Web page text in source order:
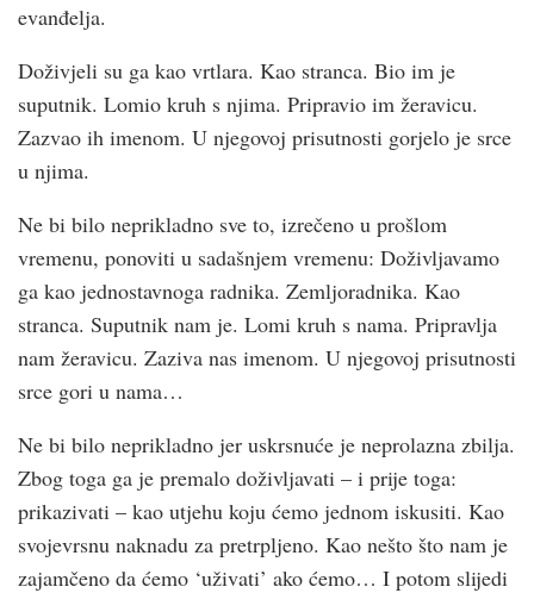
evanđelja.
Doživjeli su ga kao vrtlara. Kao stranca. Bio im je
suputnik. Lomio kruh s njima. Pripravio im žeravicu.
Zazvao ih imenom. U njegovoj prisutnosti gorjelo je srce
u njima.
Ne bi bilo neprikladno sve to, izrečeno u prošlom
vremenu, ponoviti u sadašnjem vremenu: Doživljavamo
ga kao jednostavnoga radnika. Zemljoradnika. Kao
stranca. Suputnik nam je. Lomi kruh s nama. Pripravlja
nam žeravicu. Zaziva nas imenom. U njegovoj prisutnosti
srce gori u nama…
Ne bi bilo neprikladno jer uskrsnuće je neprolazna zbilja.
Zbog toga ga je premalo doživljavati – i prije toga:
prikazivati – kao utjehu koju ćemo jednom iskusiti. Kao
svojevrsnu naknadu za pretrpljeno. Kao nešto što nam je
zajamčeno da ćemo ‘uživati’ ako ćemo… I potom slijedi